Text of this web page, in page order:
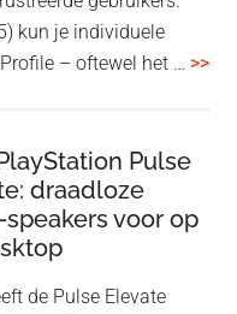
kun je individuele
– oftewel het … >>
Pulse
draadloze
voor op
de Pulse Elevate